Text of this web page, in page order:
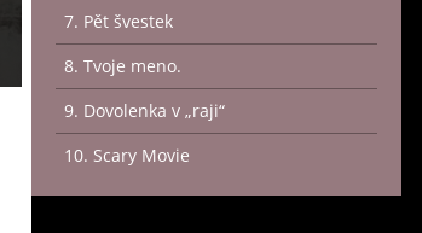
7. Pět švestek
8. Tvoje meno.
9. Dovolenka v „raji“
10. Scary Movie